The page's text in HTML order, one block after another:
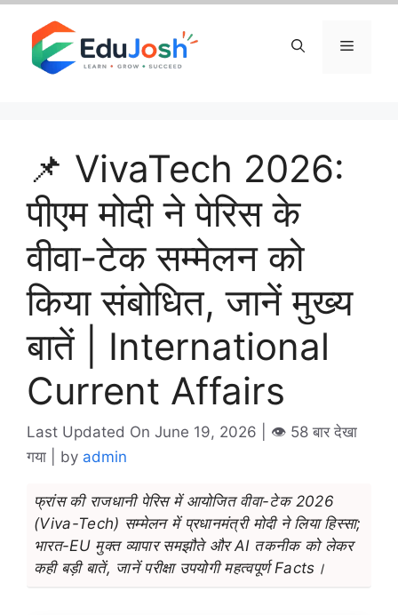
Skip
content
Menu
📌 VivaTech 2026:
पीएम मोदी ने पेरिस के
वीवा-टेक सम्मेलन को
किया संबोधित, जानें मुख्य
बातें | International
Current Affairs
Last Updated On June 19, 2026 | 👁️ 58 बार देखा
गया |
by admin
फ्रांस की राजधानी पेरिस में आयोजित वीवा-टेक 2026
(Viva-Tech) सम्मेलन में प्रधानमंत्री मोदी ने लिया हिस्सा;
भारत-EU मुक्त व्यापार समझौते और AI तकनीक को लेकर
कही बड़ी बातें, जानें परीक्षा उपयोगी महत्वपूर्ण Facts।